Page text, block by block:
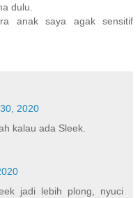
dulu.
anak saya agak sensitif
2020
kalau ada Sleek.
jadi lebih plong, nyuci